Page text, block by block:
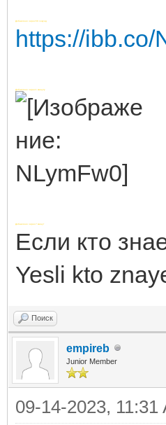
Добавлено через 50 секунд
https://ibb.co/
Добавлено через 1 минуту
Добавлено через 7 минут
Если кто
Yesli kto
Поиск
empireb
Junior Member
09-14-2023, 11:31